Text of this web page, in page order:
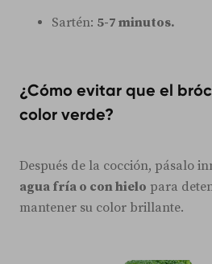
Sartén: 5-7 minutos.
¿Cómo evitar que el
color verde?
Después de la cocción, pásalo
agua fría o con hielo para
mantener su color brillante.